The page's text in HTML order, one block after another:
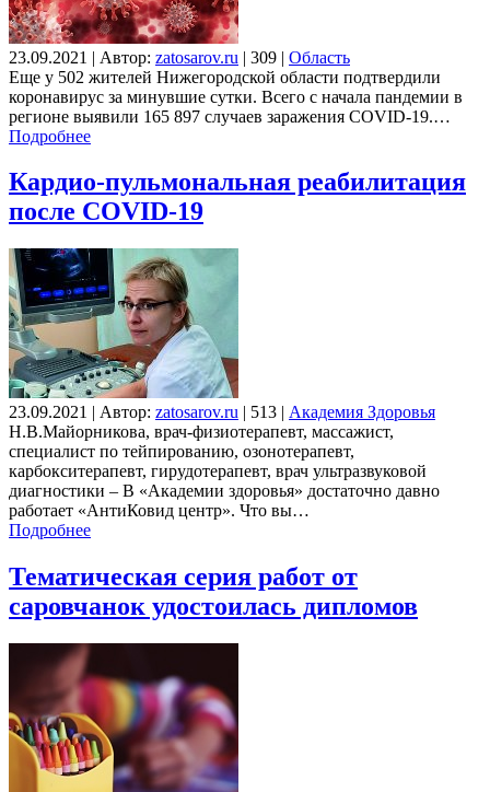
23.09.2021 | Автор: zatosarov.ru | 309 | Область
Еще у 502 жителей Нижегородской области подтвердили
коронавирус за минувшие сутки. Всего с начала пандемии в
регионе выявили 165 897 случаев заражения COVID-19.…
Подробнее
Кардио-пульмональная реабилитация
после COVID-19
23.09.2021 | Автор: zatosarov.ru | 513 | Академия Здоровья
Н.В.Майорникова, врач-физиотерапевт, массажист,
специалист по тейпированию, озонотерапевт,
карбокситерапевт, гирудотерапевт, врач ультразвуковой
диагностики – В «Академии здоровья» достаточно давно
работает «АнтиКовид центр». Что вы…
Подробнее
Тематическая серия работ от
саровчанок удостоилась дипломов